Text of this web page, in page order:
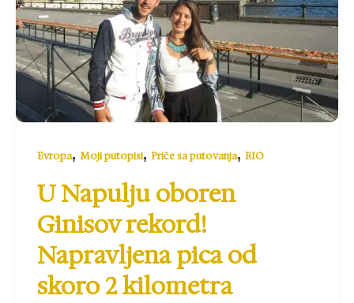
Evropa, Moji putopisi, Priče sa putovanja, RIO
U Napulju oboren
Ginisov rekord!
Napravljena pica od
skoro 2 kilometra